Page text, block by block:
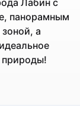
Лабин с
панорамным
а
природы!